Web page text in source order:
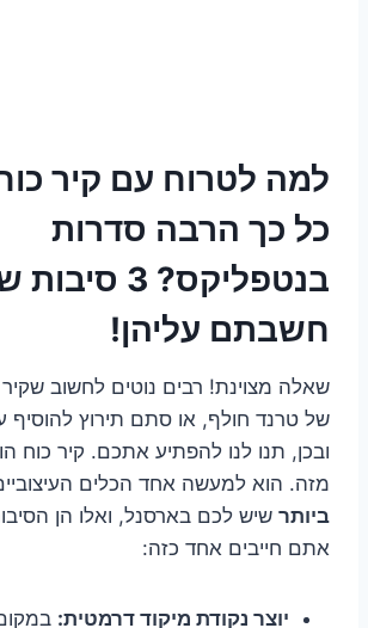
למה לטרוח עם קיר
כל כך הרבה סדרות
בנטפליקס? 3
חשבתם עליהן!
שאלה מצוינת! רבים נוטים לחשוב שקיר
של טרנד חולף, או סתם תירוץ להוסיף
ובכן, תנו לנו להפתיע אתכם. קיר כוח
מזה. הוא למעשה אחד הכלים
ביותר שיש לכם בארסנל, ואלו הן
אתם חייבים אחד כזה:
יוצר נקודת מיקוד דרמטית: